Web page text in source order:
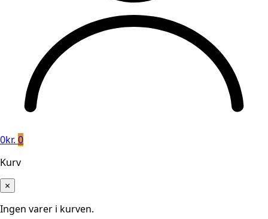
0kr. 0
Kurv
×
Ingen varer i kurven.